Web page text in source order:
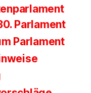
Parlament
Parlament